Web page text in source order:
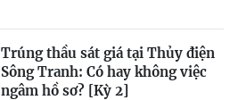
Trúng thầu sát giá tại Thủy điện
Sông Tranh: Có hay không việc
ngâm hồ sơ? [Kỳ 2]